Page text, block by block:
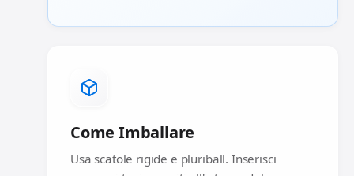
Come Imballare
Usa scatole rigide e pluriball. Inserisci